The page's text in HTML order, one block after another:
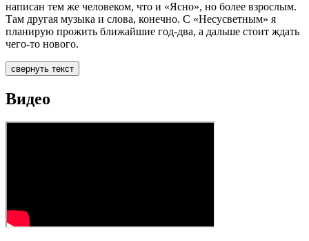
написан тем же человеком, что и «Ясно», но более взрослым.
Там другая музыка и слова, конечно. С «Несусветным» я
планирую прожить ближайшие год‑два, а дальше стоит ждать
чего‑то нового.
свернуть текст
Видео